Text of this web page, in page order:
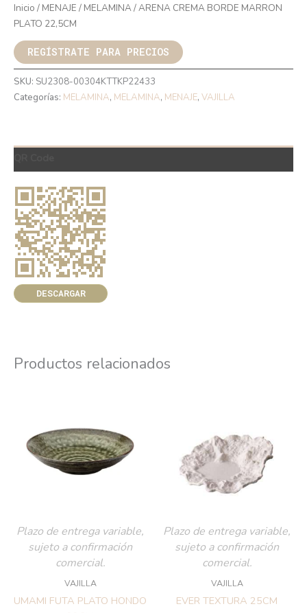
Inicio / MENAJE / MELAMINA/ ARENA CREMA BORDE MARRON
PLATO 22,5CM
REGÍSTRATE PARA PRECIOS
SKU: SU2308-00304KTTKP22433
Categorías: MELAMINA, MELAMINA, MENAJE, VAJILLA
DESCARGAR
Productos relacionados
Plazo de entrega variable,
sujeto a confirmación
comercial.
VAJILLA
UMAMI FUTA PLATO HONDO
Plazo de entrega variable,
sujeto a confirmación
comercial.
VAJILLA
EVER TEXTURA 25CM